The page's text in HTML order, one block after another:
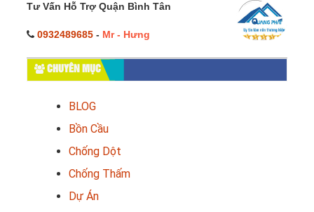
Tư Vấn Hỗ Trợ Quận Bình Tân
0932489685 - Mr - Hưng
CHUYÊN MỤC
BLOG
Bồn Cầu
Chống Dột
Chống Thấm
Dự Án